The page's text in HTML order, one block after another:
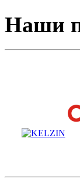
Наши